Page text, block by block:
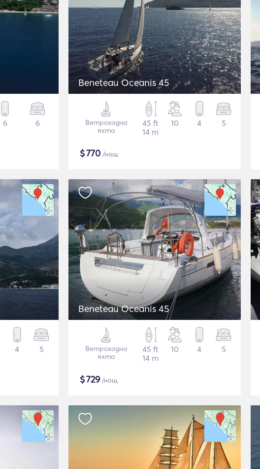
6 6
Beneteau Oceanis 45
Ветроходна
яхта
45 ft
14 m
10 4 5
$770 /нощ
4 5
Beneteau Oceanis 45
Ветроходна
яхта
45 ft
14 m
10 4 5
$729/нощ